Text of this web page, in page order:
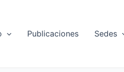
Publicaciones Sedes